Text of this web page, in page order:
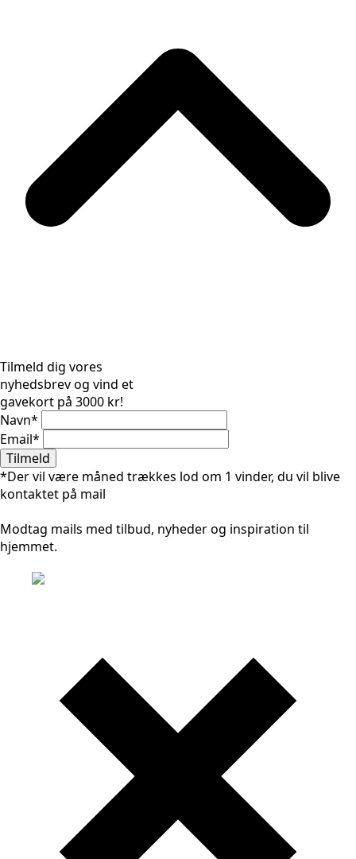
Tilmeld dig vores
nyhedsbrev og vind et
gavekort på 3000 kr!
Navn*
Email*
Tilmeld
*Der vil være måned trækkes lod om 1 vinder, du vil blive
kontaktet på mail
Modtag mails med tilbud, nyheder og inspiration til
hjemmet.